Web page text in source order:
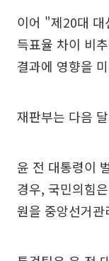
이어 "제20대 대
득표율 차이 비
결과에 영향을
재판부는 다음
윤 전 대통령이
경우, 국민의힘
원을 중앙선거